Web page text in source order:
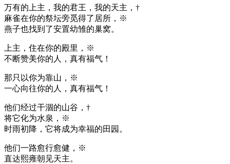
万有的上主，我的君王，我的天主，†
麻雀在你的祭坛旁觅得了居所，※
燕子也找到了安置幼雏的巢窝。
上主，住在你的殿里，※
不断赞美你的人，真有福气！
那只以你为靠山，※
一心向往你的人，真有福气！
他们经过干涸的山谷，†
将它化为水泉，※
时雨初降，它将成为幸福的田园。
他们一路愈行愈健，※
直达熙雍朝见天主。